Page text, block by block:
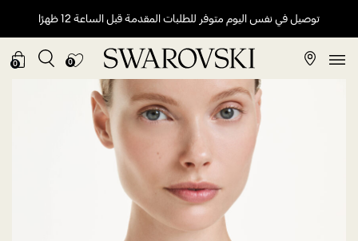
توصيل في نفس اليوم متوفر للطلبات المقدمة قبل الساعة 12 ظهرًا
0
0